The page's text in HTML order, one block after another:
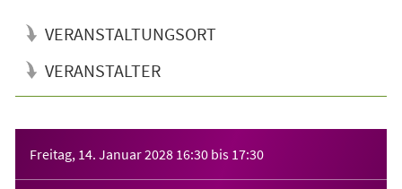
VERANSTALTUNGSORT
VERANSTALTER
Freitag, 14. Januar 2028 16:30 bis 17:30